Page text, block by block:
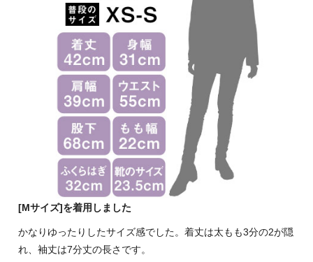
[Mサイズ]を着用しました
かなりゆったりしたサイズ感でした。着丈は太もも3分の2が隠
れ、袖丈は7分丈の長さです。